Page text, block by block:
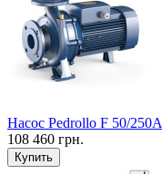
Насос Pedrollo F 50/250A
108 460 грн.
Купить